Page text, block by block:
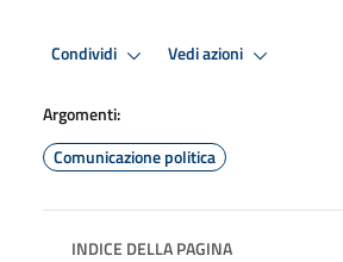
Condividi Vedi azioni
Argomenti:
Comunicazione politica
INDICE DELLA PAGINA